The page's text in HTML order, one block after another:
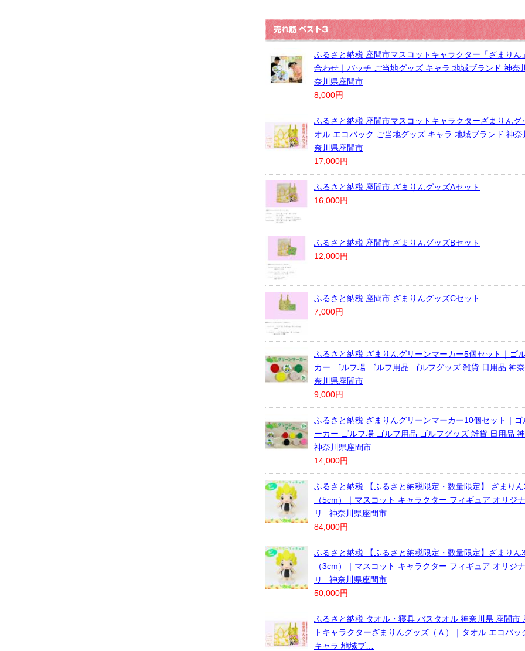
ふるさと納税 座間市マスコットキャラクター「ざまりん
合わせ｜バッチ ご当地グッズ キャラ 地域ブランド 神奈
奈川県座間市
8,000円
ふるさと納税 座間市マスコットキャラクターざまりんグ
オル エコバック ご当地グッズ キャラ 地域ブランド 神奈
奈川県座間市
17,000円
ふるさと納税 座間市 ざまりんグッズAセット
16,000円
ふるさと納税 座間市 ざまりんグッズBセット
12,000円
ふるさと納税 座間市 ざまりんグッズCセット
7,000円
ふるさと納税 ざまりんグリーンマーカー5個セット｜ゴ
カー ゴルフ場 ゴルフ用品 ゴルフグッズ 雑貨 日用品 神
奈川県座間市
9,000円
ふるさと納税 ざまりんグリーンマーカー10個セット｜ゴ
ーカー ゴルフ場 ゴルフ用品 ゴルフグッズ 雑貨 日用品
神奈川県座間市
14,000円
ふるさと納税 【ふるさと納税限定・数量限定】 ざまり
（5cm）｜マスコット キャラクター フィギュア オリジ
リ.. 神奈川県座間市
84,000円
ふるさと納税 【ふるさと納税限定・数量限定】ざまりん
（3cm）｜マスコット キャラクター フィギュア オリジ
リ.. 神奈川県座間市
50,000円
ふるさと納税 タオル・寝具 バスタオル 神奈川県 座間市
トキャラクターざまりんグッズ（Ａ）｜タオル エコバッ
キャラ 地域ブ…